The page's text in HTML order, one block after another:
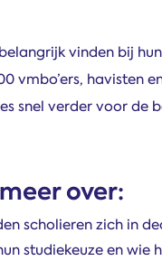
vinden bij
vmbo’ers, havisten
snel verder voor de
over:
scholieren zich in
studiekeuze en wie